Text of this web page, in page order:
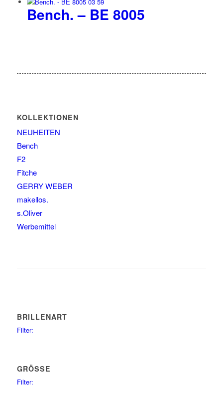
Bench. – BE 8005
KOLLEKTIONEN
NEUHEITEN
Bench
F2
Fitche
GERRY WEBER
makellos.
s.Oliver
Werbemittel
BRILLENART
Filter:
sunglasses
GRÖSSE
Filter: